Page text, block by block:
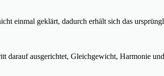
einmal geklärt, dadurch erhält sich das
darauf ausgerichtet, Gleichgewicht, Harmonie